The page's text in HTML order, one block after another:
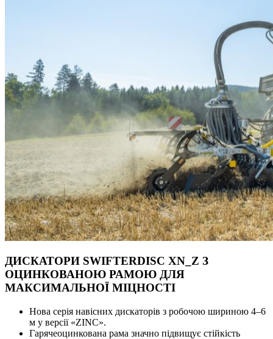
ДИСКАТОРИ SWIFTERDISC XN_Z З
ОЦИНКОВАНОЮ РАМОЮ ДЛЯ
МАКСИМАЛЬНОЇ МІЦНОСТІ
Нова серія навісних дискаторів з робочою шириною 4–6
м у версії «ZINC».
Гарячеоцинкована рама значно підвищує стійкість